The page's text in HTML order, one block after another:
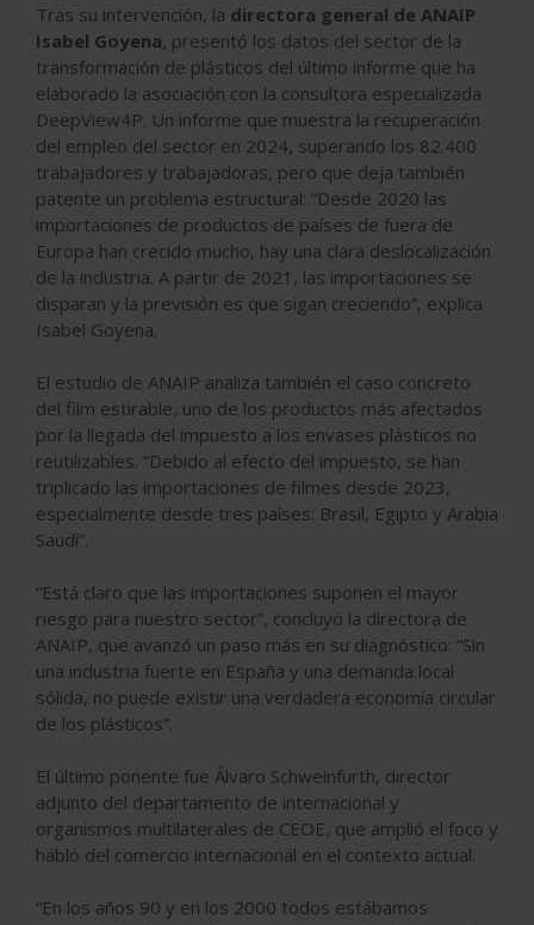
Tras su intervención, la directora general de ANAIP
Isabel Goyena, presentó los datos del sector de la
transformación de plásticos del último informe que ha
elaborado la asociación con la consultora especializada
DeepView4P. Un informe que muestra la recuperación
del empleo del sector en 2024, superando los 82.400
trabajadores y trabajadoras, pero que deja también
patente un problema estructural: “Desde 2020 las
importaciones de productos de países de fuera de
Europa han crecido mucho, hay una clara deslocalización
de la industria. A partir de 2021, las importaciones se
disparan y la previsión es que sigan creciendo”, explica
Isabel Goyena.
El estudio de ANAIP analiza también el caso concreto
del film estirable, uno de los productos más afectados
por la llegada del impuesto a los envases plásticos no
reutilizables. “Debido al efecto del impuesto, se han
triplicado las importaciones de filmes desde 2023,
especialmente desde tres países: Brasil, Egipto y Arabia
Saudí”.
“Está claro que las importaciones suponen el mayor
riesgo para nuestro sector”, concluyó la directora de
ANAIP, que avanzó un paso más en su diagnóstico: “Sin
una industria fuerte en España y una demanda local
sólida, no puede existir una verdadera economía circular
de los plásticos”.
El último ponente fue Álvaro Schweinfurth, director
adjunto del departamento de internacional y
organismos multilaterales de CEOE, que amplió el foco y
habló del comercio internacional en el contexto actual.
“En los años 90 y en los 2000 todos estábamos